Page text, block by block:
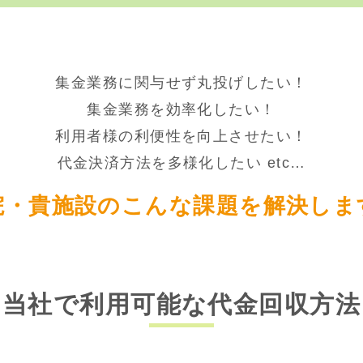
集金業務に関与せず丸投げしたい！
集金業務を効率化したい！
利用者様の利便性を向上させたい！
代金決済方法を多様化したい etc…
・貴施設のこんな課題を解決しま
当社で利用可能な代金回収方法